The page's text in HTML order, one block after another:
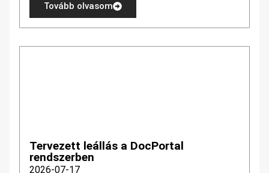
Tovább olvasom
Tervezett leállás a DocPortal
rendszerben
2026-07-17